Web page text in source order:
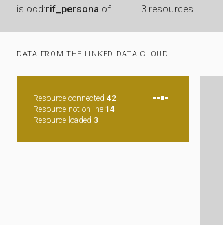
is ocd:rif_persona of 3 resources
DATA FROM THE LINKED DATA CLOUD
Resource connected 42
Resource not online 14
Resource loaded 3